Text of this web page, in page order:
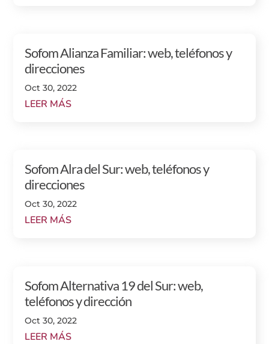
Sofom Alianza Familiar: web, teléfonos y
direcciones
Oct 30, 2022
LEER MÁS
Sofom Alra del Sur: web, teléfonos y
direcciones
Oct 30, 2022
LEER MÁS
Sofom Alternativa 19 del Sur: web,
teléfonos y dirección
Oct 30, 2022
LEER MÁS